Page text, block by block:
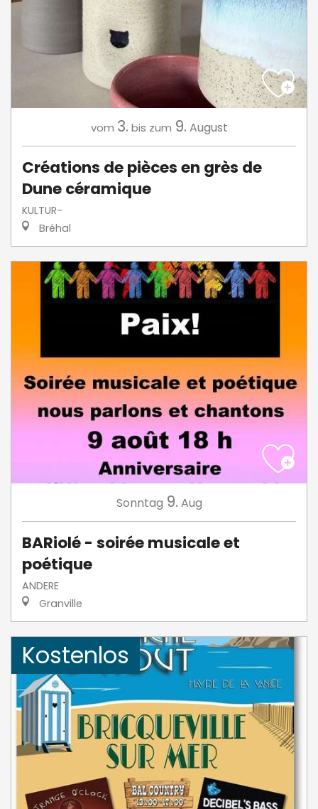
vom 3. bis zum 9. August
Créations de pièces en grès de
Dune céramique
KULTUR-
Bréhal
Sonntag 9. Aug
BARiolé - soirée musicale et
poétique
ANDERE
Granville
Kostenlos